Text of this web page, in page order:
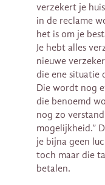
verzekert je
in de reclame
het is om je
Je hebt alles
nieuwe
die ene situatie
Die wordt nog
die benoemd
nog zo
mogelijkheid.”
je bijna geen
toch maar die
betalen.